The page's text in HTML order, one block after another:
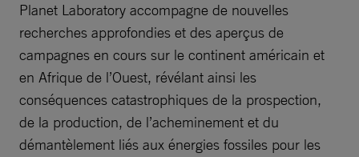
Planet Laboratory accompagne de nouvelles
recherches approfondies et des aperçus de
campagnes en cours sur le continent américain et
en Afrique de l’Ouest, révélant ainsi les
conséquences catastrophiques de la prospection,
de la production, de l’acheminement et du
démantèlement liés aux énergies fossiles pour les